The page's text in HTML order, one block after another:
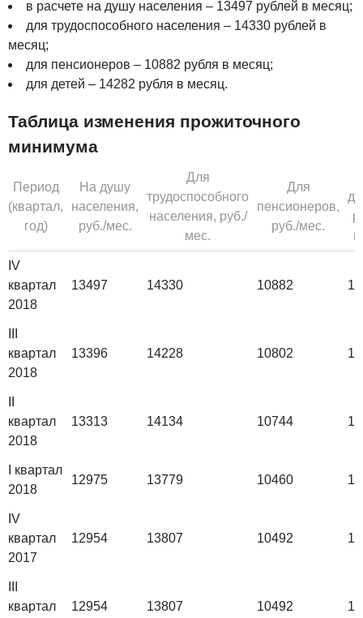
в расчете на душу населения – 13497 рублей в месяц;
для трудоспособного населения – 14330 рублей в
месяц;
для пенсионеров – 10882 рубля в месяц;
для детей – 14282 рубля в месяц.
Таблица изменения прожиточного
минимума
Период
(квартал,
год)
На душу
населения,
руб./мес.
Для
трудоспособного
населения, руб./
мес.
Для
пенсионеров,
руб./мес.
IV
квартал
2018
13497 14330 10882
квартал
2018
13396 14228 10802
квартал
2018
13313 14134 10744
I квартал
2018
12975 13779 10460
IV
квартал
2017
12954 13807 10492
квартал
12954 13807 10492